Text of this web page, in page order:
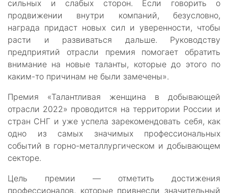
сильных и слабых сторон. Если говорить о
продвижении внутри компаний, безусловно,
награда придаст новых сил и уверенности, чтобы
расти и развиваться дальше. Руководству
предприятий отрасли премия помогает обратить
внимание на новые таланты, которые до этого по
каким-то причинам не были замечены».
Премия «Талантливая женщина в добывающей
отрасли 2022» проводится на территории России и
стран СНГ и уже успела зарекомендовать себя, как
одно из самых значимых профессиональных
событий в горно-металлургическом и добывающем
секторе.
Цель премии — отметить достижения
профессионалов, которые привнесли значительный